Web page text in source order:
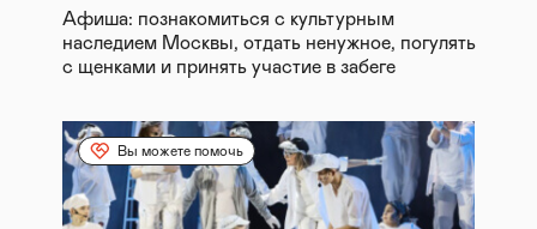
Афиша: познакомиться с культурным
наследием Москвы, отдать ненужное, погулять
с щенками и принять участие в забеге
Вы можете помочь